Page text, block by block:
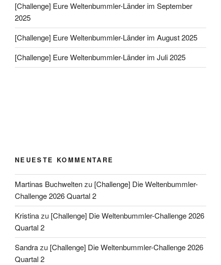
[Challenge] Eure Weltenbummler-Länder im September
2025
[Challenge] Eure Weltenbummler-Länder im August 2025
[Challenge] Eure Weltenbummler-Länder im Juli 2025
NEUESTE KOMMENTARE
Martinas Buchweltenzu [Challenge] Die Weltenbummler-
Challenge 2026 Quartal 2
Kristinazu [Challenge] Die Weltenbummler-Challenge 2026
Quartal 2
Sandrazu [Challenge] Die Weltenbummler-Challenge 2026
Quartal 2